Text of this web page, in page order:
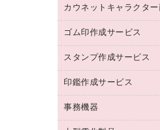
倉庫収納用品
作業用雑貨
梱包用品
梱包用テープ
レギュラーコーヒー
ミルク・シュガー
ソフトドリンク
コーヒーメーカー・
インスタントコーヒー
浴室用品
台所用洗剤
掃除用品
掃除用洗剤
洗濯用品
消臭・芳香剤
カウネットキャラクター
カウネットキャラク
ゴム印作成サービス
ゴム印作成サービス
ゴム印（一行印）作
ゴム印（フリーサイ
スタンプ作成サービス
シヤチハタスタンプ
カウネットスタンプ
印鑑作成サービス
印鑑作成サービス
事務機器